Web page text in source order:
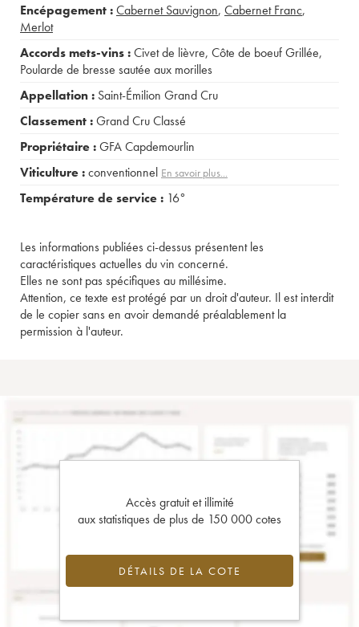
Encépagement :Cabernet Sauvignon, Cabernet Franc,
Merlot
Accords mets-vins :Civet de lièvre, Côte de boeuf Grillée,
Poularde de bresse sautée aux morilles
Appellation : Saint-Émilion Grand Cru
Classement :Grand Cru Classé
Propriétaire :GFA Capdemourlin
Viticulture :conventionnel En savoir plus...
Température de service : 16°
Les informations publiées ci-dessus présentent les
caractéristiques actuelles du vin concerné.
Elles ne sont pas spécifiques au millésime.
Attention, ce texte est protégé par un droit d'auteur. Il est interdit
de le copier sans en avoir demandé préalablement la
permission à l'auteur.
Accès gratuit et illimité
aux statistiques de plus de 150 000 cotes
DÉTAILS DE LA COTE